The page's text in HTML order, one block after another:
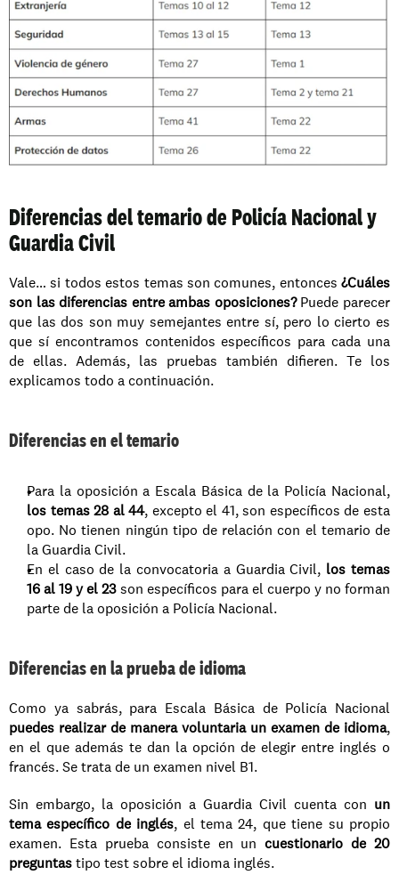
Diferencias del temario de Policía Nacional y
Guardia Civil
Vale… si todos estos temas son comunes, entonces ¿Cuáles
son las diferencias entre ambas oposiciones? Puede parecer
que las dos son muy semejantes entre sí, pero lo cierto es
que sí encontramos contenidos específicos para cada una
de ellas. Además, las pruebas también difieren. Te los
explicamos todo a continuación.
Diferencias en el temario
Para la oposición a Escala Básica de la Policía Nacional,
los temas 28 al 44, excepto el 41, son específicos de esta
opo. No tienen ningún tipo de relación con el temario de
la Guardia Civil.
En el caso de la convocatoria a Guardia Civil, los temas
16 al 19 y el 23 son específicos para el cuerpo y no forman
parte de la oposición a Policía Nacional.
Diferencias en la prueba de idioma
puedes realizar de manera voluntaria un examen de idioma,
en el que además te dan la opción de elegir entre inglés o
francés. Se trata de un examen nivel B1.
Sin embargo, la oposición a Guardia Civil cuenta con un
tema específico de inglés, el tema 24, que tiene su propio
examen. Esta prueba consiste en un cuestionario de 20
preguntas tipo test sobre el idioma inglés.